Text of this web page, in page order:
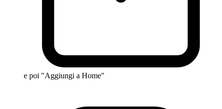
e poi "Aggiungi a Home"